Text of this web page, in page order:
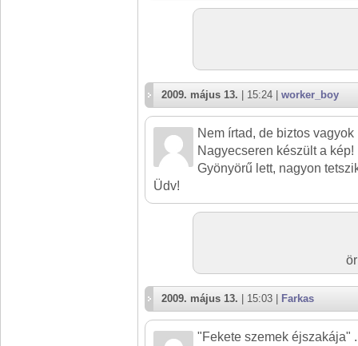
2009. május 13. | 15:24 | worker_boy
Nem írtad, de biztos
Nagyecseren készült a kép!
Gyönyörű lett, nagyon
Üdv!
2009. május 13. | 15:03 | Farkas
"Fekete szemek éjszakája"